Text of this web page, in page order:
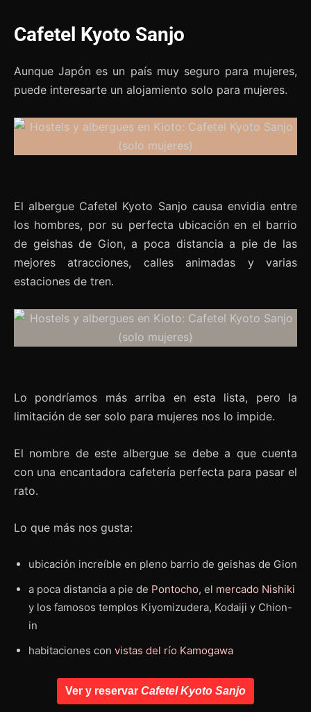
Cafetel Kyoto Sanjo
Aunque Japón es un país muy seguro para mujeres,
puede interesarte un alojamiento solo para mujeres.
El albergue Cafetel Kyoto Sanjo causa envidia entre
los hombres, por su perfecta ubicación en el barrio
de geishas de Gion, a poca distancia a pie de las
mejores atracciones, calles animadas y varias
estaciones de tren.
Lo pondríamos más arriba en esta lista, pero la
limitación de ser solo para mujeres nos lo impide.
El nombre de este albergue se debe a que cuenta
con una encantadora cafetería perfecta para pasar el
rato.
Lo que más nos gusta:
ubicación increíble en pleno barrio de geishas de Gion
a poca distancia a pie de Pontocho, el mercado Nishiki
y los famosos templos Kiyomizudera, Kodaiji y Chion-
in
habitaciones con vistas del río Kamogawa
Ver y reservar Cafetel Kyoto Sanjo